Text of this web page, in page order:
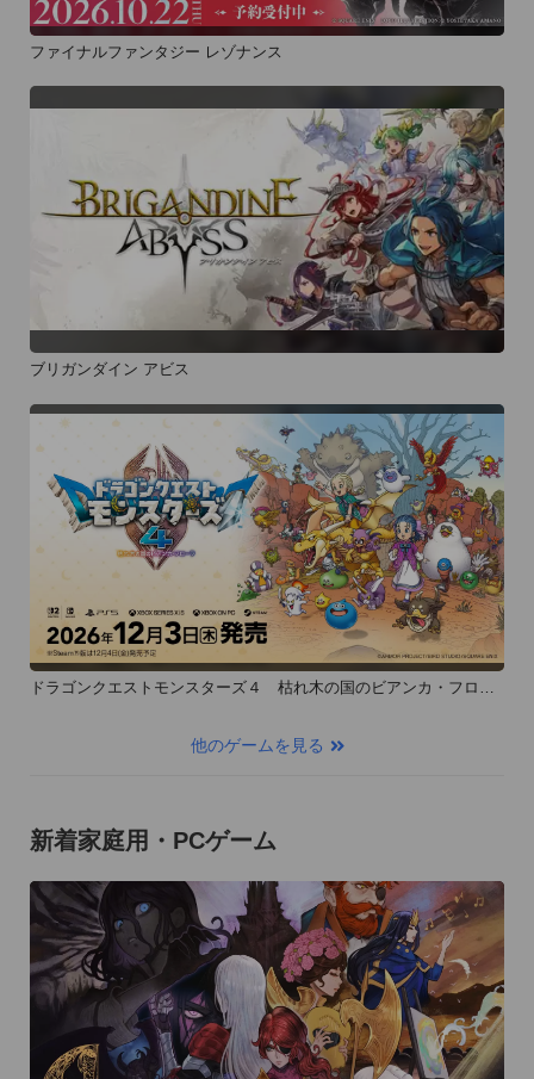
ファイナルファンタジー レゾナンス
ブリガンダイン アビス
ドラゴンクエストモンスターズ４ 枯れ木の国のビアンカ・フロー
他のゲームを見る
新着家庭用・PCゲーム